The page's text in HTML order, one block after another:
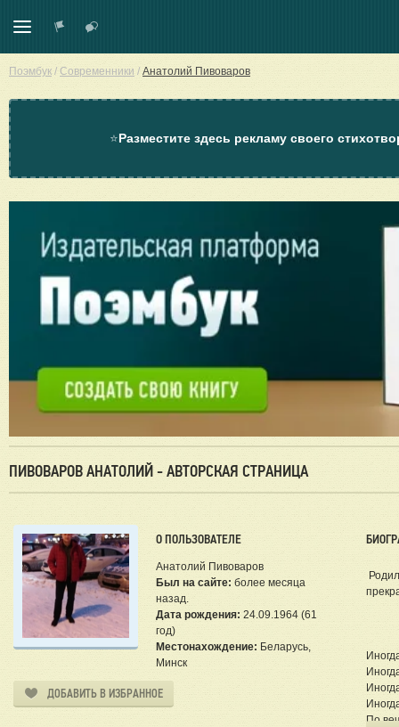
Поэмбук / Современники / Анатолий Пивоваров
⭐Разместите здесь рекламу своего
ПИВОВАРОВ АНАТОЛИЙ - АВТОРСКАЯ СТРАНИЦА
О ПОЛЬЗОВАТЕЛЕ
Анатолий Пивоваров
Был на сайте: более месяца
назад.
Дата рождения: 24.09.1964 (61
год)
Местонахождение: Беларусь,
Минск
ДОБАВИТЬ В ИЗБРАННОЕ
По